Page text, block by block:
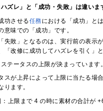
ハズレ」と「成功・失敗」は違いま
功させる任務 における「成功」と
意味での「成功」です。
失敗」となるのは、実行前の表示
「改修に成功してハズレを引く」
テータスの上限が決まっていま
スが上昇によって上限に当たる場
ります。
：上限まで 4 の時に素材の合計が